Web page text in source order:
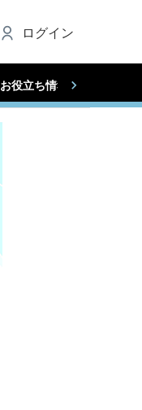
ログイン
お役立ち情報（法人）